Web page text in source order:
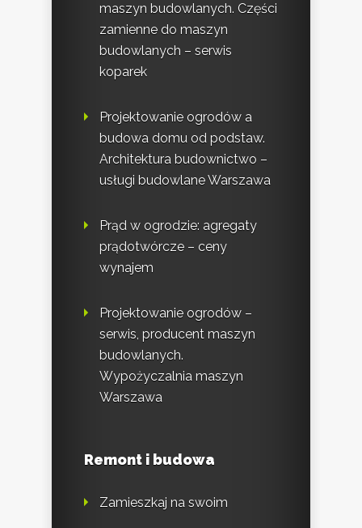
maszyn budowlanych. Części
zamienne do maszyn
budowlanych – serwis
koparek
Projektowanie ogrodów a
budowa domu od podstaw.
Architektura budownictwo –
usługi budowlane Warszawa
Prąd w ogrodzie: agregaty
prądotwórcze – ceny
wynajem
Projektowanie ogrodów –
serwis, producent maszyn
budowlanych.
Wypożyczalnia maszyn
Warszawa
Remont i budowa
Zamieszkaj na swoim